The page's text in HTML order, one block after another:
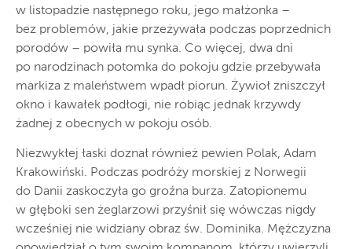
w listopadzie następnego roku, jego małżonka –
bez problemów, jakie przeżywała podczas poprzednich
porodów – powiła mu synka. Co więcej, dwa dni
po narodzinach potomka do pokoju gdzie przebywała
markiza z maleństwem wpadł piorun. Żywioł zniszczył
okno i kawałek podłogi, nie robiąc jednak krzywdy
żadnej z obecnych w pokoju osób.
Niezwykłej łaski doznał również pewien Polak, Adam
Krakowiński. Podczas podróży morskiej z Norwegii
do Danii zaskoczyła go groźna burza. Zatopionemu
w głęboki sen żeglarzowi przyśnił się wówczas nigdy
wcześniej nie widziany obraz św. Dominika. Mężczyzna